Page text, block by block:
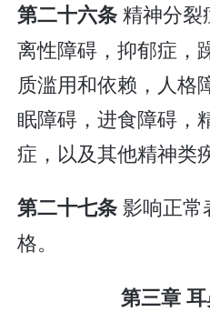
第二十六条精神分裂
离性障碍，抑郁症，
质滥用和依赖，人格
眠障碍，进食障碍，
症，以及其他精神类
第二十七条影响正常
格。
第三章